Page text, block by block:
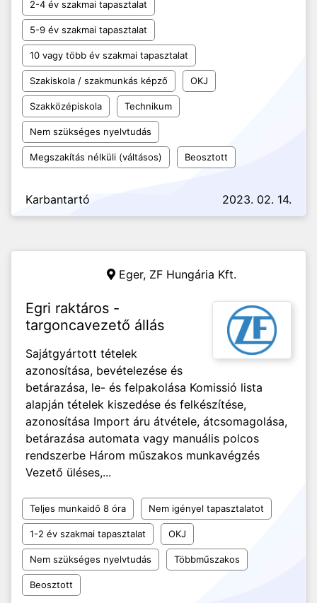
2-4 év szakmai tapasztalat
5-9 év szakmai tapasztalat
10 vagy több év szakmai tapasztalat
Szakiskola / szakmunkás képző OKJ
Szakközépiskola Technikum
Nem szükséges nyelvtudás
Megszakítás nélküli (váltásos) Beosztott
Karbantartó 2023. 02. 14.
Eger, ZF Hungária Kft.
Egri raktáros -
targoncavezető állás
Sajátgyártott tételek
azonosítása, bevételezése és
betárazása, le- és felpakolása Komissió lista
alapján tételek kiszedése és felkészítése,
azonosítása Import áru átvétele, átcsomagolása,
betárazása automata vagy manuális polcos
rendszerbe Három műszakos munkavégzés
Vezető üléses,...
Teljes munkaidő 8 óra Nem igényel tapasztalatot
1-2 év szakmai tapasztalat OKJ
Nem szükséges nyelvtudás Többműszakos
Beosztott